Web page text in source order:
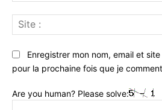
Enregistrer mon nom, email et
pour la prochaine fois que je
Are you human? Please solve: